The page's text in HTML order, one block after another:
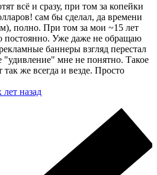
всё и сразу, при том за копейки
сам бы сделал, да времени
полно. При том за мои ~15 лет
постоянно. Уже даже не обращаю
баннеры взгляд перестал
"удивление" мне не понятно. Такое
так же всегда и везде. Просто
лет назад